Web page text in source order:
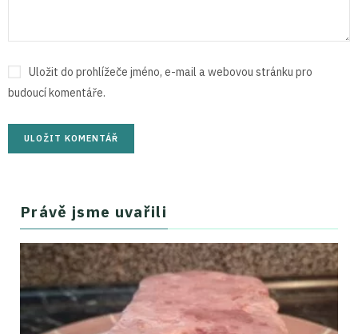
Uložit do prohlížeče jméno, e-mail a webovou stránku pro
budoucí komentáře.
Právě jsme uvařili